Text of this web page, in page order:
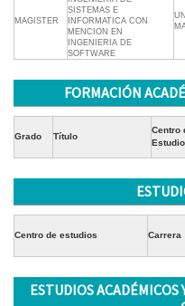
MAGISTER
SISTEMAS E
INFORMATICA CON
MENCION EN
INGENIERIA DE
SOFTWARE
FORMACIÓN
Grado Título
Centro
Centro de estudios Carrera
ESTUDIOS